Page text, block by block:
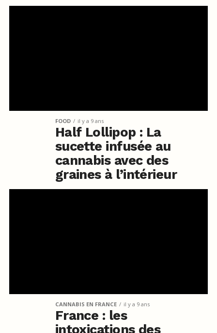
FOOD il y a 9 ans
Half Lollipop : La
sucette infusée au
cannabis avec des
graines à l’intérieur
CANNABIS EN FRANCE il y a 9 ans
France : les
intoxications des